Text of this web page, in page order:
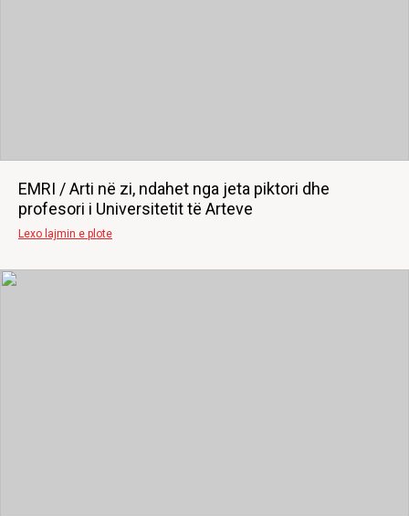
EMRI / Arti në zi, ndahet nga jeta piktori dhe
profesori i Universitetit të Arteve
Lexo lajmin e plote